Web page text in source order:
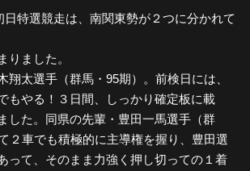
日特選競走は、南関東勢が２つに分かれて
りました。
翔太選手（群馬・95期）。前検日には、
もやる！３日間、しっかり確定板に載
した。同県の先輩・豊田一馬選手（群
２車でも積極的に主導権を握り、豊田選
って、そのまま力強く押し切っての１着